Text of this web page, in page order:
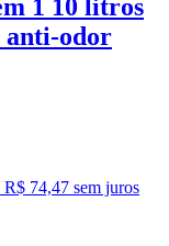
1 10 litros
anti-odor
R$ 74,47 sem juros